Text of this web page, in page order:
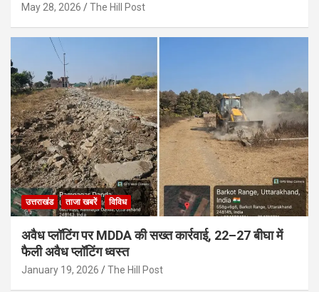
May 28, 2026 The Hill Post
उत्तराखंड ताजा खबरें विविध
अवैध प्लॉटिंग पर MDDA की सख्त कार्रवाई, 22–27 बीघा में
फैली अवैध प्लॉटिंग ध्वस्त
January 19, 2026 The Hill Post